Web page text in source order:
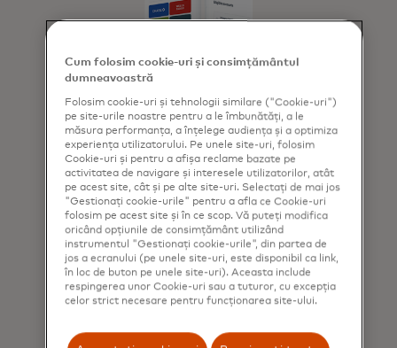
Nimeni nu este
mai conectat la
instituțiile
financiare
Dacă clienții tăi trebuie să
depășească multe obstacole,
Cum folosim cookie-uri și consimțământul
dumneavoastră
Folosim cookie-uri și tehnologii similare ("Cookie-uri")
pe site-urile noastre pentru a le îmbunătăți, a le
măsura performanța, a înțelege audiența și a optimiza
experiența utilizatorului. Pe unele site-uri, folosim
Cookie-uri și pentru a afișa reclame bazate pe
activitatea de navigare și interesele utilizatorilor, atât
pe acest site, cât și pe alte site-uri. Selectați de mai jos
"Gestionați cookie-urile" pentru a afla ce Cookie-uri
folosim pe acest site și în ce scop. Vă puteți modifica
oricând opțiunile de consimțământ utilizând
instrumentul "Gestionați cookie-urile", din partea de
jos a ecranului (pe unele site-uri, este disponibil ca link,
în loc de buton pe unele site-uri). Aceasta include
respingerea unor Cookie-uri sau a tuturor, cu excepția
celor strict necesare pentru funcționarea site-ului.